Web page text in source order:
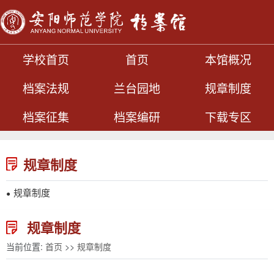
学校首页 首页
本馆概况
档案法规
兰台园地
规章制度
档案征集
档案编研 下载专区
规章制度
● 规章制度
规章制度
当前位置: 首页 >> 规章制度